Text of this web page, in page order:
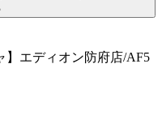
】エディオン防府店/AF5